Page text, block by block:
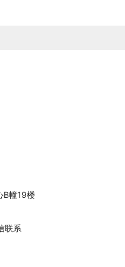
心B幢19楼
联系